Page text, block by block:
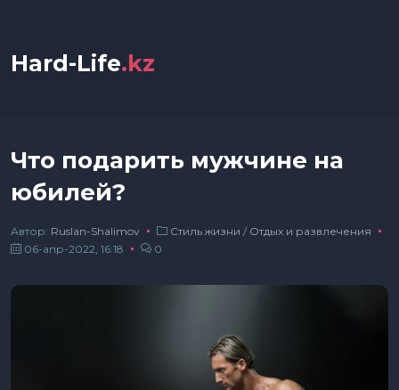
Hard-Life.kz
Что подарить мужчине на
юбилей?
Автор: Ruslan-Shalimov Стиль жизни / Отдых и развлечения
06-апр-2022, 16:18
0